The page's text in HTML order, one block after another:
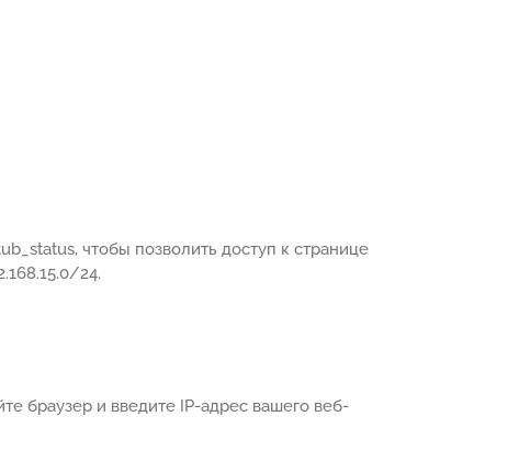
чтобы позволить доступ к странице
24.
браузер и введите IP-адрес вашего веб-